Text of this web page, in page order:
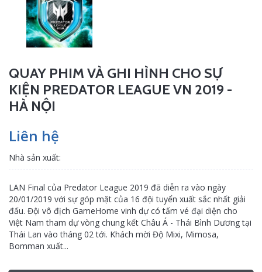
QUAY PHIM VÀ GHI HÌNH CHO SỰ
KIỆN PREDATOR LEAGUE VN 2019 -
HÀ NỘI
Liên hệ
Nhà sản xuất:
LAN Final của Predator League 2019 đã diễn ra vào ngày
20/01/2019 với sự góp mặt của 16 đội tuyển xuất sắc nhất giải
đấu. Đội vô địch GameHome vinh dự có tấm vé đại diện cho
Việt Nam tham dự vòng chung kết Châu Á - Thái Bình Dương tại
Thái Lan vào tháng 02 tới. Khách mời Độ Mixi, Mimosa,
Bomman xuất...